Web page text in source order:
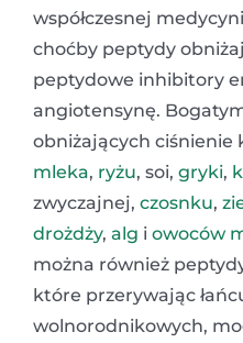
współczesnej
choćby peptydy
peptydowe inhibitory
angiotensynę.
obniżających ciśnienie
mleka, ryżu, soi, gryki,
zwyczajnej, czosnku,
drożdży, alg i owoców
można również
które przerywając
wolnorodnikowych,